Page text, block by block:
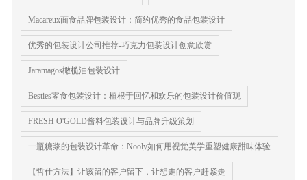
Macareux面食品牌包装设计：简约优秀的食品包装设计
优秀的包装设计公司推荐-巧克力包装设计创意欣赏
Jaramagos橄榄油包装设计
Besties零食包装设计：植根于回忆和欢乐的包装设计价值观
FRESH O'GOLD酱料包装设计与品牌升级策划
一瓶糖浆的包装设计革命：Nooly如何用视觉美学重塑健康甜味体验
【哲仕方法】让该留的客户留下，让想走的客户赶紧走